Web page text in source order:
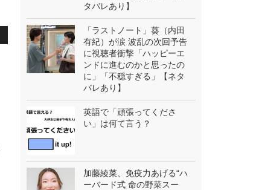
タバレあり】
「ラストノート」葵（内田
有紀）が涙 波乱の次回予告
に視聴者衝撃「ハッピーエ
ンドに進むのかと思ったの
に」「不穏すぎる」【ネタ
バレあり】
英語で「頑張ってくださ
い」は何て言う？
加藤綾菜、免疫力あげる“ハ
ーバード式 命の野菜スー